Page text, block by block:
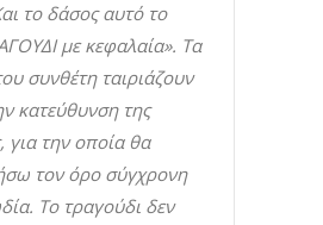
το δάσος αυτό το
με κεφαλαία». Τα
συνθέτη ταιριάζουν
κατεύθυνση της
για την οποία θα
τον όρο σύγχρονη
Το τραγούδι δεν